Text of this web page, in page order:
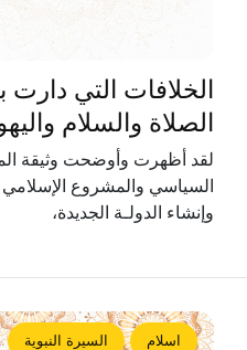
الخلافات التي
الصلاة والسلام
لقد أظهرت وأوضحت وثيقة
السياسي والمشروع
وإنشاء الدولـة الجديدة،
اسلام السيرة النبوية